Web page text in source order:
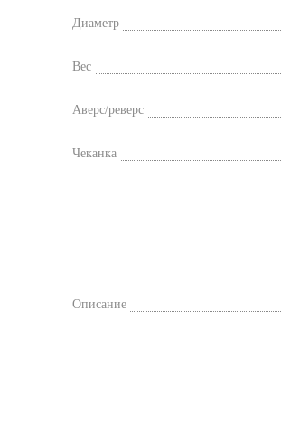
Диаметр
Вес
Аверс/реверс
Чеканка
Описание